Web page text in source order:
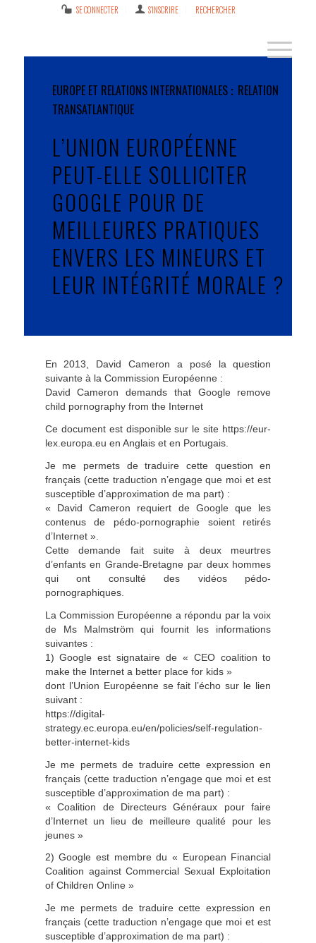
SE CONNECTER S’INSCRIRE RECHERCHER
EUROPE ET RELATIONS INTERNATIONALES
RELATION
TRANSATLANTIQUE
L’UNION EUROPÉENNE
PEUT-ELLE SOLLICITER
GOOGLE POUR DE
MEILLEURES PRATIQUES
ENVERS LES MINEURS ET
LEUR INTÉGRITÉ MORALE ?
En 2013, David Cameron a posé la question
suivante à la Commission Européenne :
David Cameron demands that Google remove
child pornography from the Internet
Ce document est disponible sur le site https://eur-
lex.europa.eu en Anglais et en Portugais.
Je me permets de traduire cette question en
français (cette traduction n’engage que moi et est
susceptible d’approximation de ma part) :
« David Cameron requiert de Google que les
contenus de pédo-pornographie soient retirés
d’Internet ».
Cette demande fait suite à deux meurtres
d’enfants en Grande-Bretagne par deux hommes
qui ont consulté des vidéos pédo-
pornographiques.
La Commission Européenne a répondu par la voix
de Ms Malmström qui fournit les informations
suivantes :
1) Google est signataire de « CEO coalition to
make the Internet a better place for kids »
dont l’Union Européenne se fait l’écho sur le lien
suivant :
https://digital-
strategy.ec.europa.eu/en/policies/self-regulation-
better-internet-kids
Je me permets de traduire cette expression en
français (cette traduction n’engage que moi et est
susceptible d’approximation de ma part) :
« Coalition de Directeurs Généraux pour faire
d’Internet un lieu de meilleure qualité pour les
jeunes »
2) Google est membre du « European Financial
Coalition against Commercial Sexual Exploitation
of Children Online »
Je me permets de traduire cette expression en
français (cette traduction n’engage que moi et est
susceptible d’approximation de ma part) :